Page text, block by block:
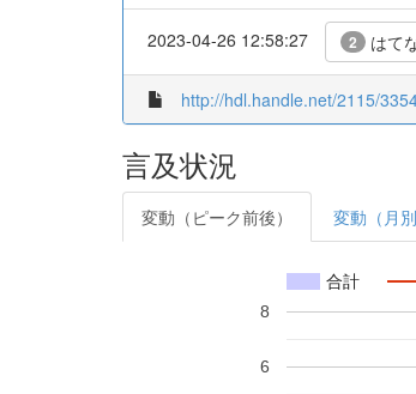
2023-04-26 12:58:27 2 はて
http://hdl.handle.net/2115/
言及状況
変動（ピーク前後） 変動（月別
合計
6
8